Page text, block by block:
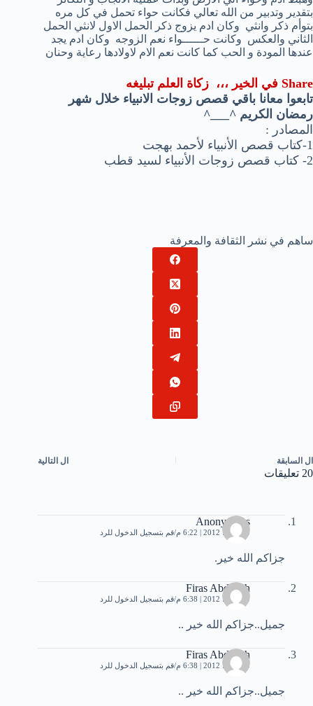
بتقدير وتدبير من الله تعالي فكانت حواء تحمل في كل مره
بتوأم ذكر وانثي وكان ادم يزوج ذكر الحمل الاول لانثي الحمل
الثاني والعكس وكانت حــــــواء نعم الزوجه وكان ادم يجد
عندها المودة و الحب كما كانت نعم الام لاولادها رعاية وحنان
Share في الخير ،،،
زكاة العلم تبليغه
تابعوا معانا باقي قصص زوجات الانبياء خلال شهر
رمضان الكريم ^___^
المصادر :
1-كتاب قصص الأنبياء لأحمد بهجت
2- كتاب قصص زوجات الأنبياء لسيد قطب
ساهم في نشر الثقافة والمعرفة
ال السابقة ال التالية
20 تعليقات
Anonymous
20 يوليو، 2012 | 6:22 م قم بتسجيل الدخول للرد
جزاكم الله خير.
Firas Abdallah
20 يوليو، 2012 | 6:38 م قم بتسجيل الدخول للرد
جميل..جزاكم الله خير ..
Firas Abdallah
20 يوليو، 2012 | 6:38 م قم بتسجيل الدخول للرد
جميل..جزاكم الله خير ..